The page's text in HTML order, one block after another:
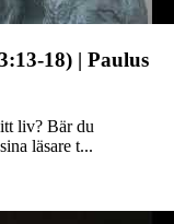
18) | Paulus
liv? Bär du
läsare t...